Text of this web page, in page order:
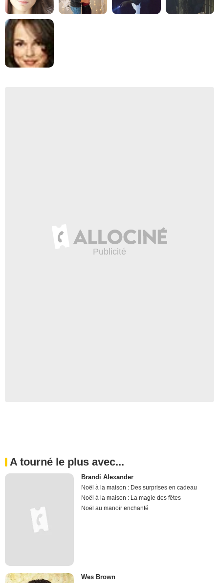
A tourné le plus avec...
Brandi Alexander
Noël à la maison : Des surprises en cadeau
Noël à la maison : La magie des fêtes
Noël au manoir enchanté
Wes Brown